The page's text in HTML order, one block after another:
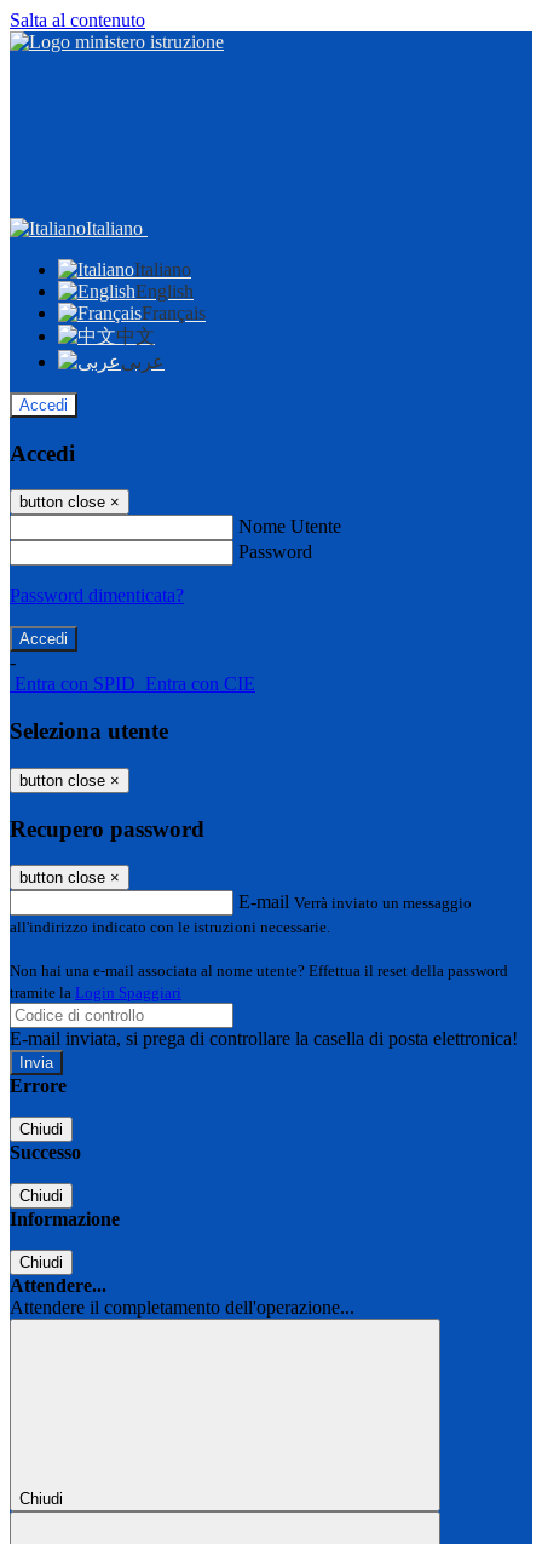
Salta al contenuto
Italiano
Italiano
English
Français
中文
عربى
Accedi
Accedi
button close ×
Nome Utente
Password
Password dimenticata?
-
Entra con SPID Entra con CIE
Seleziona utente
button close ×
Recupero password
button close ×
E-mail Verrà inviato un messaggio
all'indirizzo indicato con le istruzioni necessarie.
Non hai una e-mail associata al nome utente? Effettua il reset della password
tramite la Login Spaggiari
E-mail inviata, si prega di controllare la casella di posta elettronica!
Errore
Chiudi
Successo
Chiudi
Informazione
Chiudi
Attendere...
Attendere il completamento dell'operazione...
Chiudi